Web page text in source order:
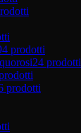
prodotti
24 prodotti
prodotti